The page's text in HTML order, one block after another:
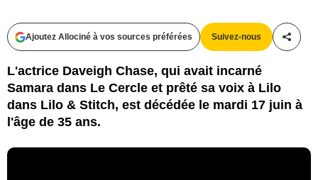
Ajoutez Allociné à vos sources préférées Suivez-nous
L'actrice Daveigh Chase, qui avait incarné
Samara dans Le Cercle et prêté sa voix à Lilo
dans Lilo & Stitch, est décédée le mardi 17 juin à
l'âge de 35 ans.